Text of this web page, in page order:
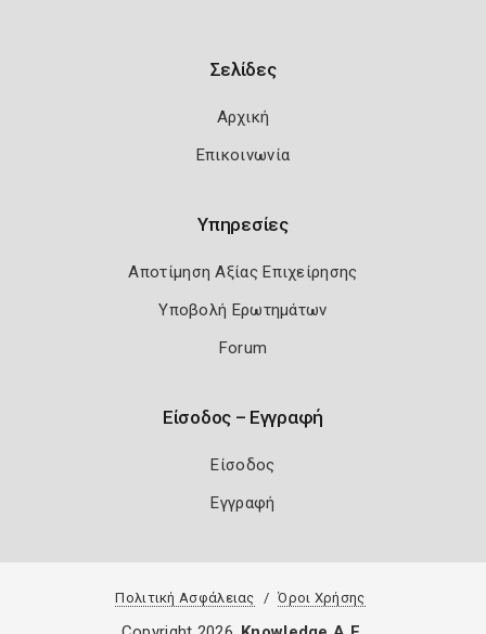
Σελίδες
Αρχική
Επικοινωνία
Υπηρεσίες
Αποτίμηση Αξίας Επιχείρησης
Υποβολή Ερωτημάτων
Forum
Είσοδος – Εγγραφή
Είσοδος
Εγγραφή
Πολιτική Ασφάλειας Όροι Χρήσης